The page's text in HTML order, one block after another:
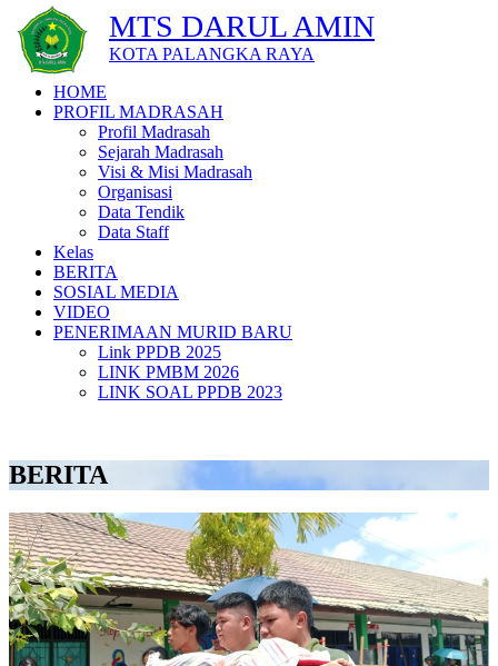
MTS DARUL AMIN
KOTA PALANGKA RAYA
HOME
PROFIL MADRASAH
Profil Madrasah
Sejarah Madrasah
Visi & Misi Madrasah
Organisasi
Data Tendik
Data Staff
Kelas
BERITA
SOSIAL MEDIA
VIDEO
PENERIMAAN MURID BARU
Link PPDB 2025
LINK PMBM 2026
LINK SOAL PPDB 2023
BERITA